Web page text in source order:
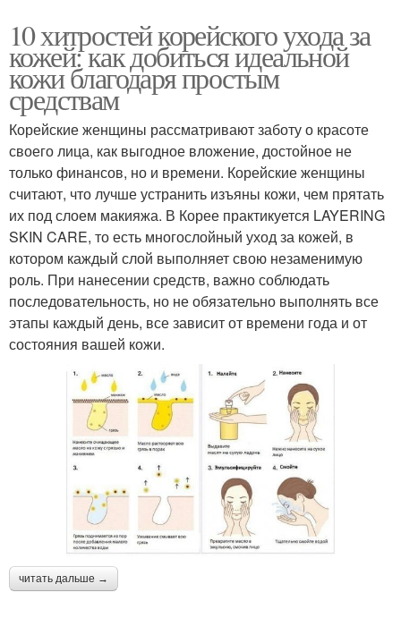
10 хитростей корейского ухода за
кожей: как добиться идеальной
кожи благодаря простым
средствам
Корейские женщины рассматривают заботу о красоте
своего лица, как выгодное вложение, достойное не
только финансов, но и времени. Корейские женщины
считают, что лучше устранить изъяны кожи, чем прятать
их под слоем макияжа. В Корее практикуется LAYERING
SKIN CARE, то есть многослойный уход за кожей, в
котором каждый слой выполняет свою незаменимую
роль. При нанесении средств, важно соблюдать
последовательность, но не обязательно выполнять все
этапы каждый день, все зависит от времени года и от
состояния вашей кожи.
читать дальше →